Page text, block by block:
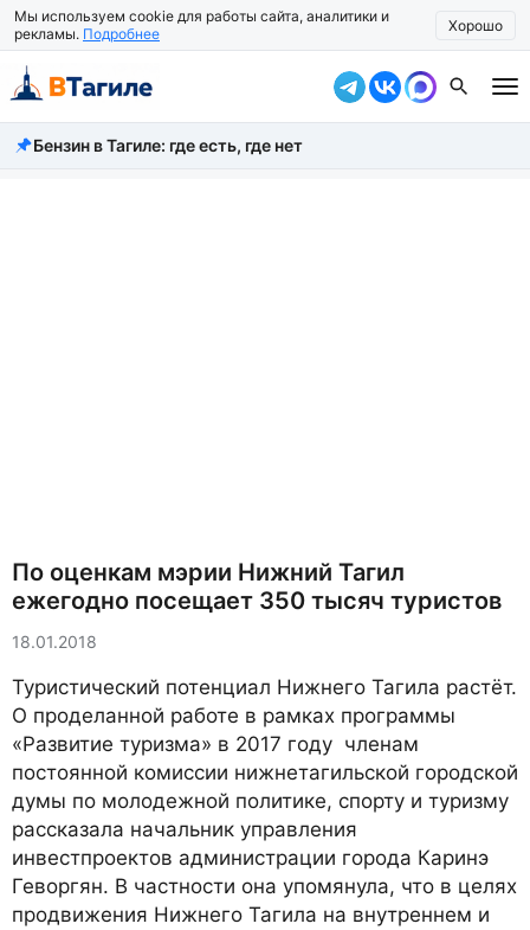
Мы используем cookie для работы сайта, аналитики и
рекламы. Подробнее Хорошо
Все новости
Бензин в Тагиле: где есть, где нет
По оценкам мэрии Нижний Тагил
ежегодно посещает 350 тысяч туристов
18.01.2018
Туристический потенциал Нижнего Тагила растёт.
О проделанной работе в рамках программы
«Развитие туризма» в 2017 году членам
постоянной комиссии нижнетагильской городской
думы по молодежной политике, спорту и туризму
рассказала начальник управления
инвестпроектов администрации города Каринэ
Геворгян. В частности она упомянула, что в целях
продвижения Нижнего Тагила на внутреннем и